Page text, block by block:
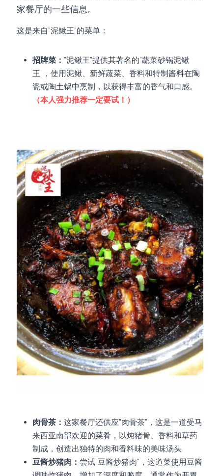
家餐厅的一些信息。
这是来自"泥鳅王"的菜单：
招牌菜： "泥鳅王"提供其著名的"蔬菜砂锅泥鳅
王"，使用泥鳅、新鲜蔬菜、香料和特制酱料在陶
瓷或陶土锅中烹制，以获得丰富的香气和口感。
（本人强力推荐一定要试！）
肉骨茶： 这家餐厅还供应"肉骨茶"，这是一道受马
来西亚南部欢迎的菜肴，以炖猪骨、香料和草药
制成，创造出独特的肉和香料味的美味汤头
豆酱炒猪肉： 尝试"豆酱炒猪肉"，这道菜使用豆酱